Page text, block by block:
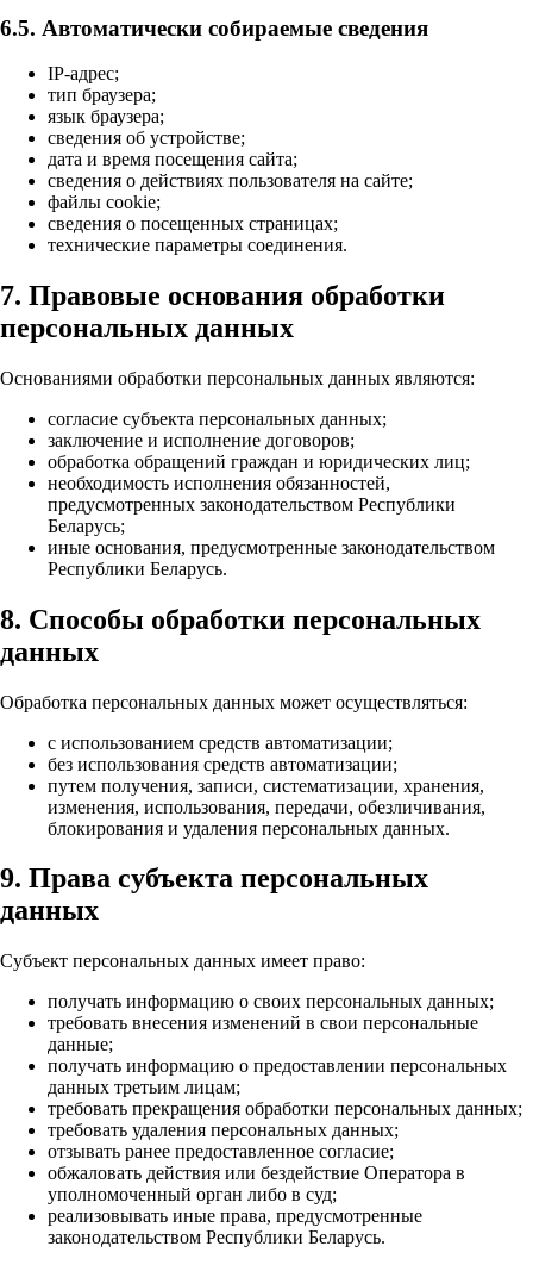
6.5. Автоматически собираемые сведения
IP-адрес;
тип браузера;
язык браузера;
сведения об устройстве;
дата и время посещения сайта;
сведения о действиях пользователя на сайте;
файлы cookie;
сведения о посещенных страницах;
технические параметры соединения.
7. Правовые основания обработки
персональных данных
Основаниями обработки персональных данных являются:
согласие субъекта персональных данных;
заключение и исполнение договоров;
обработка обращений граждан и юридических лиц;
необходимость исполнения обязанностей,
предусмотренных законодательством Республики
Беларусь;
иные основания, предусмотренные законодательством
Республики Беларусь.
8. Способы обработки персональных
данных
Обработка персональных данных может осуществляться:
с использованием средств автоматизации;
без использования средств автоматизации;
путем получения, записи, систематизации, хранения,
изменения, использования, передачи, обезличивания,
блокирования и удаления персональных данных.
9. Права субъекта персональных
данных
Субъект персональных данных имеет право:
получать информацию о своих персональных данных;
требовать внесения изменений в свои персональные
данные;
получать информацию о предоставлении персональных
данных третьим лицам;
требовать прекращения обработки персональных данных;
требовать удаления персональных данных;
отзывать ранее предоставленное согласие;
обжаловать действия или бездействие Оператора в
уполномоченный орган либо в суд;
реализовывать иные права, предусмотренные
законодательством Республики Беларусь.